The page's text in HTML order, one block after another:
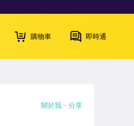
購物車 即時通
關於我 分享